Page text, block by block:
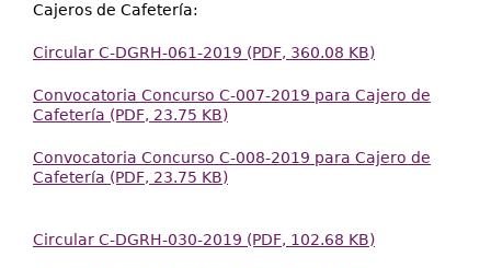
Cajeros de Cafetería:
Circular C-DGRH-061-2019 (PDF, 360.08 KB)
Convocatoria Concurso C-007-2019 para Cajero de
Cafetería (PDF, 23.75 KB)
Convocatoria Concurso C-008-2019 para Cajero de
Cafetería (PDF, 23.75 KB)
Circular C-DGRH-030-2019 (PDF, 102.68 KB)